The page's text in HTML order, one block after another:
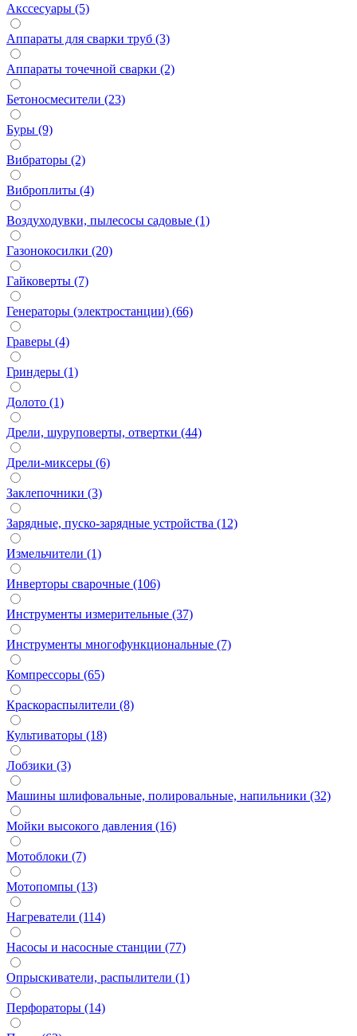
Акссесуары (5)
Аппараты для сварки труб (3)
Аппараты точечной сварки (2)
Бетоносмесители (23)
Буры (9)
Вибраторы (2)
Виброплиты (4)
Воздуходувки, пылесосы садовые (1)
Газонокосилки (20)
Гайковерты (7)
Генераторы (электростанции) (66)
Граверы (4)
Гриндеры (1)
Долото (1)
Дрели, шуруповерты, отвертки (44)
Дрели-миксеры (6)
Заклепочники (3)
Зарядные, пуско-зарядные устройства (12)
Измельчители (1)
Инверторы сварочные (106)
Инструменты измерительные (37)
Инструменты многофункциональные (7)
Компрессоры (65)
Краскораспылители (8)
Культиваторы (18)
Лобзики (3)
Машины шлифовальные, полировальные, напильники (32)
Мойки высокого давления (16)
Мотоблоки (7)
Мотопомпы (13)
Нагреватели (114)
Насосы и насосные станции (77)
Опрыскиватели, распылители (1)
Перфораторы (14)